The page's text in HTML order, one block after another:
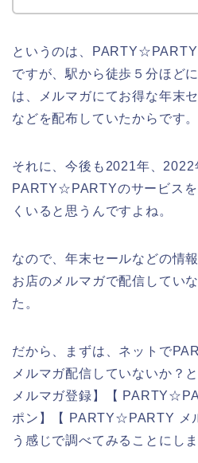
というのは、
ですが、駅から徒歩５分ほど
は、メルマガにてお得な年末
などを配布していたからです。
それに、今後も2021年、
PARTY☆PARTYのサービス
くいると思うんですよね。
なので、年末セールなどの情
お店のメルマガで配信してい
た。
だから、まずは、ネットで
メルマガ配信していないか？
メルマガ登録】【
ポン】【 PARTY☆PARTY メ
う感じで調べてみることにしま